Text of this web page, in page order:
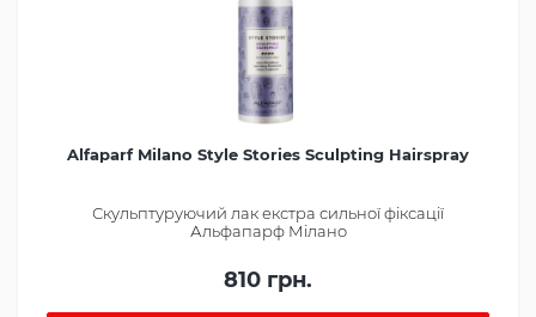
Alfaparf Milano Style Stories Sculpting Hairspray
Скульптуруючий лак екстра сильної фіксації
Альфапарф Мілано
810 грн.